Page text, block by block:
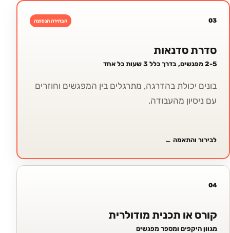
03 הבחירה הנפוצה
סדרת סדנאות
2-5 מפגשים, בדרך כלל 3 שעות כל אחד
בונים יכולת בהדרגה, מתרגלים בין המפגשים וחוזרים
עם ניסיון מהעבודה.
לבירור והתאמה ←
04
קורס או תכנית מודולרית
מגוון היקפים ומספר מפגשים